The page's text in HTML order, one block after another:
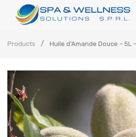
Products Huile d'Amande Douce – 5L